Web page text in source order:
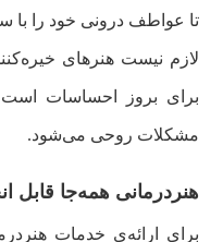
تا عواطف درونی خود را با
لازم نیست هنرهای
برای بروز احساسات است
مشکلات روحی می‌شود.
هنردرمانی همه‌جا قابل
برای ارائه‌ی خدمات